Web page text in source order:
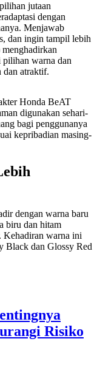
jutaan
dengan
Menjawab
dan ingin tampil lebih
warna dan
dan atraktif.
Honda BeAT
digunakan sehari-
bagi penggunanya
kepribadian masing-
dengan warna baru
biru dan hitam
Kehadiran warna ini
Black dan Glossy Red
Risiko